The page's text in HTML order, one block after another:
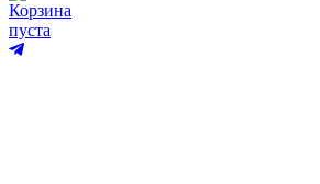
Корзина
пуста